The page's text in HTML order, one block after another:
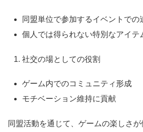
同盟単位で参加するイベントでの
個人では得られない特別なアイテ
社交の場としての役割
ゲーム内でのコミュニティ形成
モチベーション維持に貢献
同盟活動を通じて、ゲームの楽しさ